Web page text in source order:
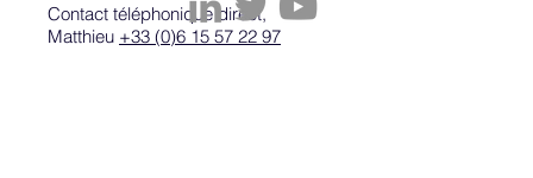
Contact téléphonique direct,
Matthieu +33 (0)6 15 57 22 97